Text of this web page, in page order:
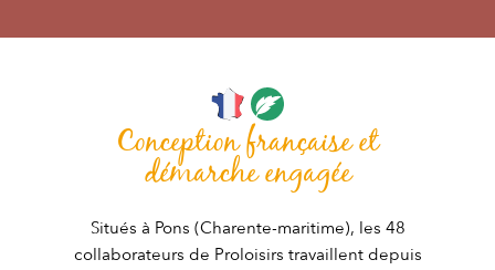
Conception française et
démarche engagée
Situés à Pons (Charente-maritime), les 48
collaborateurs de Proloisirs travaillent depuis